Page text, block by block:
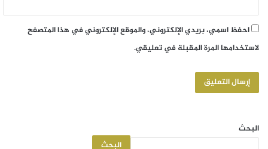
احفظ اسمي، بريدي الإلكتروني، والموقع الإلكتروني في هذا المتصفح
لاستخدامها المرة المقبلة في تعليقي.
البحث
البحث